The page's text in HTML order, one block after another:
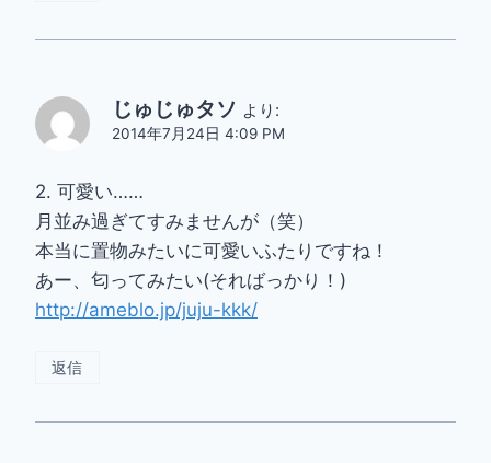
じゅじゅタソ より:
2014年7月24日 4:09 PM
2. 可愛い……
月並み過ぎてすみませんが（笑）
本当に置物みたいに可愛いふたりですね！
あー、匂ってみたい(そればっかり！)
http://ameblo.jp/juju-kkk/
返信